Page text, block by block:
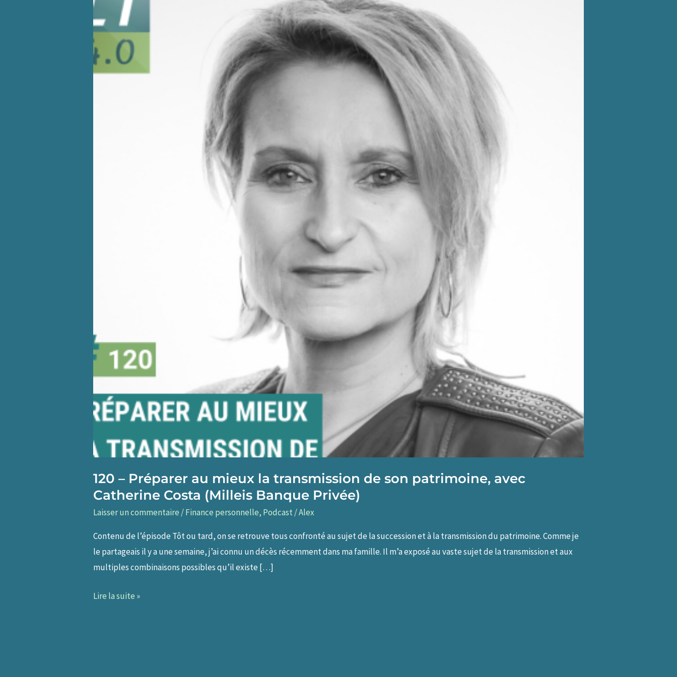
120 – Préparer au mieux la transmission de son patrimoine, avec
Catherine Costa (Milleis Banque Privée)
Laisser un commentaire /Finance personnelle, Podcast /Alex
Contenu de l’épisode Tôt ou tard, on se retrouve tous confronté au sujet de la succession et à la transmission du patrimoine. Comme je
le partageais il y a une semaine, j’ai connu un décès récemment dans ma famille. Il m’a exposé au vaste sujet de la transmission et aux
multiples combinaisons possibles qu’il existe […]
120
Lire la suite »